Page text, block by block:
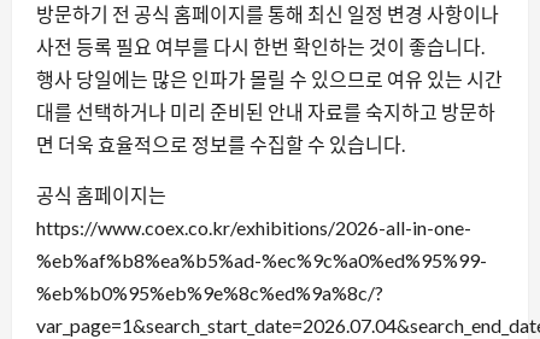
방문하기 전 공식 홈페이지를 통해 최신 일정 변경 사항이나
사전 등록 필요 여부를 다시 한번 확인하는 것이 좋습니다.
행사 당일에는 많은 인파가 몰릴 수 있으므로 여유 있는 시간
대를 선택하거나 미리 준비된 안내 자료를 숙지하고 방문하
면 더욱 효율적으로 정보를 수집할 수 있습니다.
공식 홈페이지는
https://www.coex.co.kr/exhibitions/2026-all-in-one-
%eb%af%b8%ea%b5%ad-%ec%9c%a0%ed%95%99-
%eb%b0%95%eb%9e%8c%ed%9a%8c/?